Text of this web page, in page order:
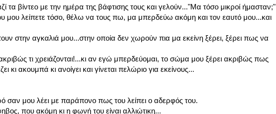
βίντεο με την ημέρα της βάφτισης τους και γελούν..."Μα τόσο μικροί ήμασταν;"
μου λείπετε τόσο, θέλω να τους πω, μα μπερδεύω ακόμη και τον εαυτό μου...και
στην αγκαλιά μου...στην οποία δεν χωρούν πια μα εκείνη ξέρει, ξέρει πως να
τι χρειάζονται!...κι αν εγώ μπερδεύομαι, το σώμα μου ξέρει ακριβώς πως
κι ακουμπά κι ανοίγει και γίνεται πελώριο για εκείνους...
σαν μου λέει με παράπονο πως του λείπει ο αδερφός του.
που ακόμη κι η φωνή του είναι αλλιώτικη...